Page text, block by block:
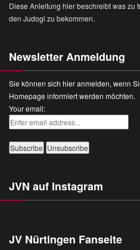
Diese Anleitung hier beschreibt was zu
den Judogi zu bekommen.
Newsletter Anmeldung
Sie können sich hier anmelden, wenn
Homepage informiert werden möchten.
Your email:
JVN auf Instagram
JV Nürtingen Fanseite